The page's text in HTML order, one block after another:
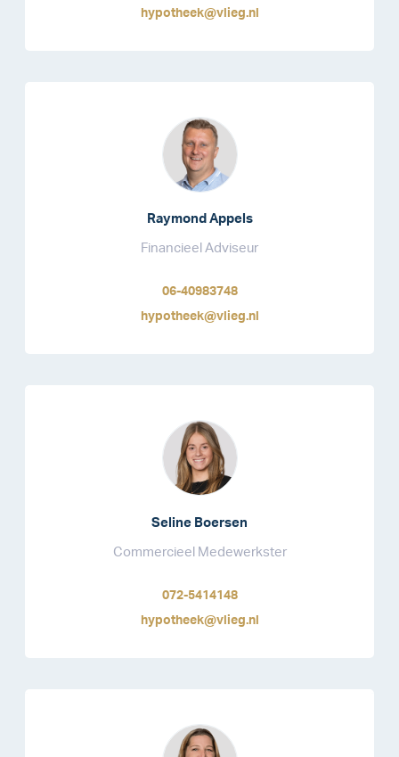
hypotheek@vlieg.nl
Raymond Appels
Financieel Adviseur
06-40983748
hypotheek@vlieg.nl
Seline Boersen
Commercieel Medewerkster
072-5414148
hypotheek@vlieg.nl